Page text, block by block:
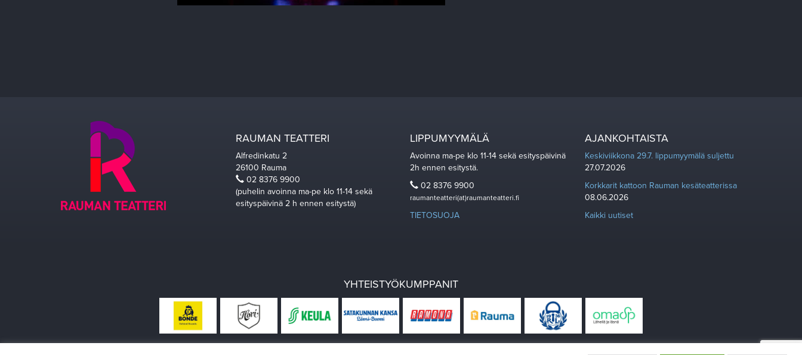
RAUMAN TEATTERI
Alfredinkatu 2
26100 Rauma
02 8376 9900
(puhelin avoinna ma-pe klo 11-14 sekä
esityspäivinä 2 h ennen esitystä)
LIPPUMYYMÄLÄ
Avoinna ma-pe klo 11-14 sekä esityspäivinä
2h ennen esitystä.
02 8376 9900
raumanteatteri(at)raumanteatteri.fi
TIETOSUOJA
AJANKOHTAISTA
Keskiviikkona 29.7. lippumyymälä suljettu
27.07.2026
Korkkarit kattoon Rauman kesäteatterissa
08.06.2026
Kaikki uutiset
YHTEISTYÖKUMPPANIT